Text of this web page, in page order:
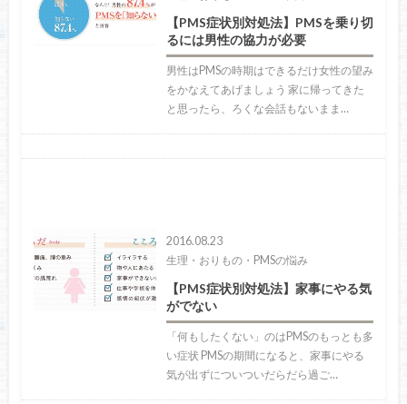
【PMS症状別対処法】PMSを乗り切
るには男性の協力が必要
男性はPMSの時期はできるだけ女性の望み
をかなえてあげましょう 家に帰ってきた
と思ったら、ろくな会話もないまま…
2016.08.23
生理・おりもの・PMSの悩み
【PMS症状別対処法】家事にやる気
がでない
「何もしたくない」のはPMSのもっとも多
い症状 PMSの期間になると、家事にやる
気が出ずについついだらだら過ご…